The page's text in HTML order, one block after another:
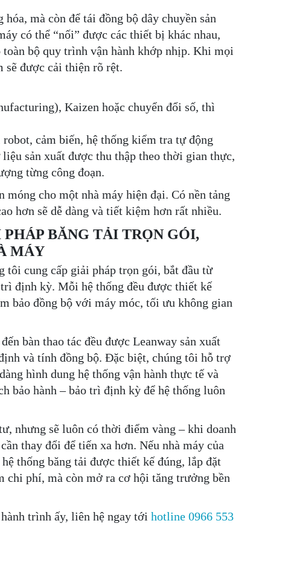
mà còn để tái đồng bộ dây chuyền sản
có thể “nối” được các thiết bị khác nhau,
bộ quy trình vận hành khớp nhịp. Khi mọi
sẽ được cải thiện rõ rệt.
Kaizen hoặc chuyển đổi số, thì
cảm biến, hệ thống kiểm tra tự động
sản xuất được thu thập theo thời gian thực,
từng công đoạn.
cho một nhà máy hiện đại. Có nền tảng
hơn sẽ dễ dàng và tiết kiệm hơn rất nhiều.
BĂNG TẢI TRỌN GÓI,
MÁY
tôi cung cấp giải pháp trọn gói, bắt đầu từ
trì định kỳ.Mỗi hệ thống đều được thiết kế
bảo đồng bộ với máy móc, tối ưu không gian
bàn thao tác đều được Leanway sản xuất
và tính đồng bộ.Đặc biệt, chúng tôi hỗ trợ
hình dung hệ thống vận hành thực tế và
bảo hành – bảo trì định kỳ để hệ thống luôn
nhưng sẽ luôn có thời điểm vàng – khi doanh
thay đổi để tiến xa hơn.Nếu nhà máy của
thống băng tải được thiết kế đúng, lắp đặt
chi phí, mà còn mở ra cơ hội tăng trưởng bền
hành trình ấy, liên hệ ngay tớihotline 0966 553